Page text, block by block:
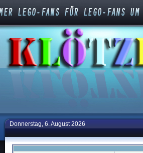
Donnerstag, 6. August 2026